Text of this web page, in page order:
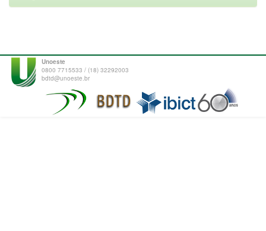
Unoeste
0800 7715533 / (18) 32292003
bdtd@unoeste.br